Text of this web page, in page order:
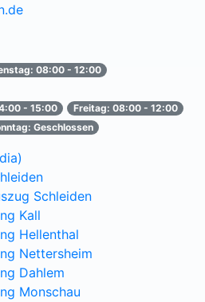
08:00 - 12:00
- 15:00
Freitag: 08:00 - 12:00
Geschlossen
Schleiden
Kall
Hellenthal
Nettersheim
Dahlem
Monschau